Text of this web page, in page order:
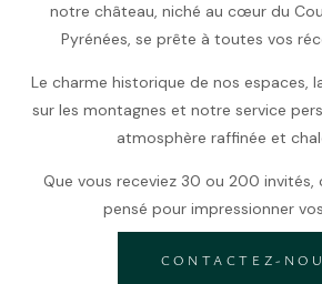
notre château, niché au cœur du
Pyrénées, se prête à toutes vos
Le charme historique de nos espaces,
sur les montagnes et notre service
atmosphère raffinée et
Que vous receviez 30 ou 200 invités,
pensé pour impressionner
CONTACTEZ-